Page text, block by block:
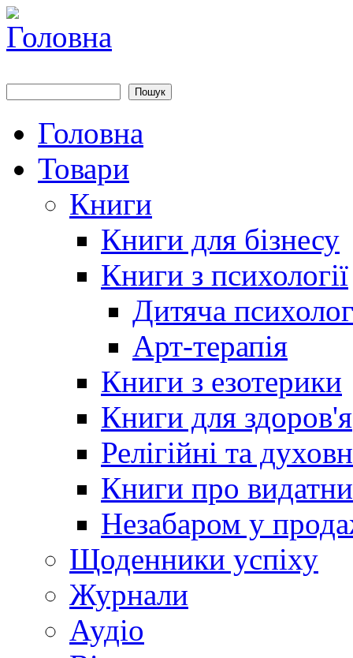
Перейти до основного матеріалу
Пошукова форма
Main menu
Головна
Товари
Книги
Книги для бізнесу
Книги з психології
Дитяча
Арт-терапія
Книги з езотерики
Книги для здоров'я
Релігійні та
Книги про
Незабаром у
Щоденники успіху
Журнали
Аудіо